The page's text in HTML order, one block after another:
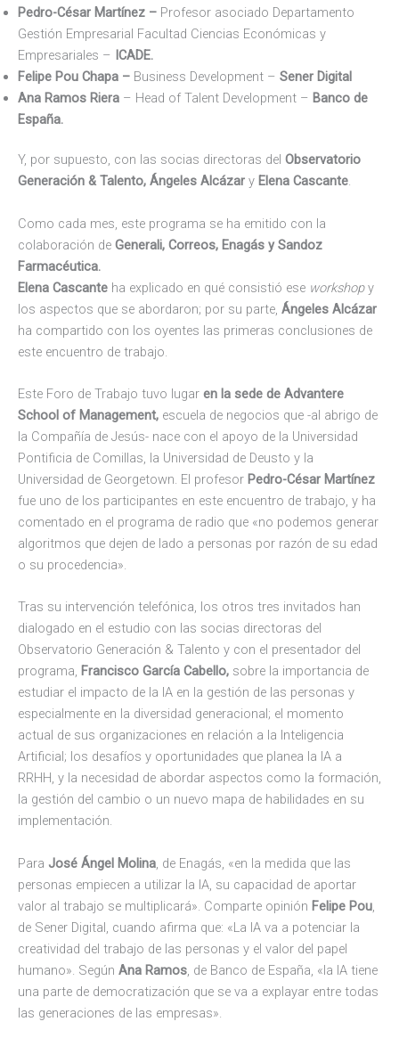
Pedro-César Martínez – Profesor asociado Departamento
Gestión Empresarial Facultad Ciencias Económicas y
Empresariales – ICADE.
Felipe Pou Chapa – Business Development – Sener Digital
Ana Ramos Riera – Head of Talent Development – Banco de
España.
Y, por supuesto, con las socias directoras del Observatorio
Generación & Talento, Ángeles Alcázar y Elena Cascante.
Como cada mes, este programa se ha emitido con la
colaboración de Generali, Correos, Enagás y Sandoz
Farmacéutica.
Elena Cascante ha explicado en qué consistió ese workshopy
los aspectos que se abordaron; por su parte, Ángeles Alcázar
ha compartido con los oyentes las primeras conclusiones de
este encuentro de trabajo.
Este Foro de Trabajo tuvo lugar en la sede de Advantere
School of Management, escuela de negocios que -al abrigo de
la Compañía de Jesús- nace con el apoyo de la Universidad
Pontificia de Comillas, la Universidad de Deusto y la
Universidad de Georgetown. El profesor Pedro-César Martínez
fue uno de los participantes en este encuentro de trabajo, y ha
comentado en el programa de radio que «no podemos generar
algoritmos que dejen de lado a personas por razón de su edad
o su procedencia».
Tras su intervención telefónica, los otros tres invitados han
dialogado en el estudio con las socias directoras del
Observatorio Generación & Talento y con el presentador del
programa, Francisco García Cabello, sobre la importancia de
estudiar el impacto de la IA en la gestión de las personas y
especialmente en la diversidad generacional; el momento
actual de sus organizaciones en relación a la Inteligencia
Artificial; los desafíos y oportunidades que planea la IA a
RRHH, y la necesidad de abordar aspectos como la formación,
la gestión del cambio o un nuevo mapa de habilidades en su
implementación.
Para José Ángel Molina, de Enagás, «en la medida que las
personas empiecen a utilizar la IA, su capacidad de aportar
valor al trabajo se multiplicará». Comparte opinión Felipe Pou,
de Sener Digital, cuando afirma que: «La IA va a potenciar la
creatividad del trabajo de las personas y el valor del papel
humano». Según Ana Ramos, de Banco de España, «la IA tiene
una parte de democratización que se va a explayar entre todas
las generaciones de las empresas».